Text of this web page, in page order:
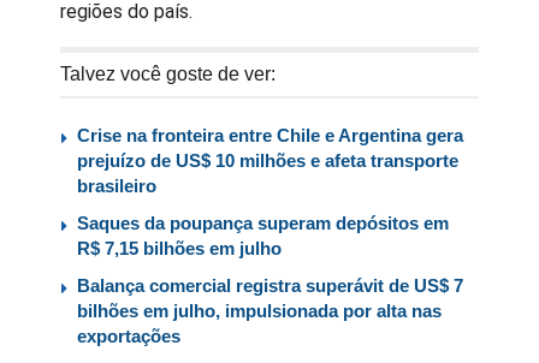
regiões do país.
Talvez você goste de ver:
Crise na fronteira entre Chile e Argentina gera
prejuízo de US$ 10 milhões e afeta transporte
brasileiro
Saques da poupança superam depósitos em
R$ 7,15 bilhões em julho
Balança comercial registra superávit de US$ 7
bilhões em julho, impulsionada por alta nas
exportações